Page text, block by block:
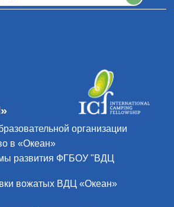
организации
в «Океан»
развития ФГБОУ "ВДЦ
вожатых ВДЦ «Океан»